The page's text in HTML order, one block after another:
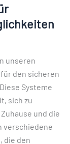
unseren
den sicheren
Systeme
sich zu
und die
verschiedene
die den